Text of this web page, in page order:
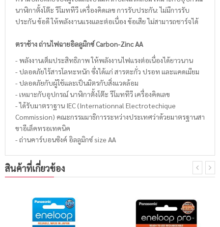
นาฬิกาตั้งโต๊ะ รีโมททีวี เครื่องคิดเลข การรับประกัน: ไม่มีการรับ
ประกัน ข้อดี ให้พลังงานแรงและต่อเนื่อง ข้อเสีย ไม่สามารถชาร์จได้
ตราช้าง ถ่านไฟฉายอิลลูมิกซ์ Carbon-Zinc AA
- พลังงานเต็มประสิทธิภาพ ให้พลังงานไฟแรงต่อเนื่องได้ยาวนาน
- ปลอดภัยไร้สารโลหะหนัก ซึ่งได้แก่ สารตะกั่ว ปรอท และแคดเมียม
- ปลอดภัยกับผู้ใช้และเป็นมิตรกับสิ่งแวดล้อม
- เหมาะกับอุปกรณ์ นาฬิกาตั้งโต๊ะ รีโมททีวี เครื่องคิดเลข
- ได้รับมาตราฐาน IEC (Internationnal Electrotechique
Commission) คณะกรรมมาธิการระหว่างประเทศว่าด้วยมาตรฐานสา
ขาอีเล็คทรอเทคนิค
- ถ่านคาร์บอนซิงค์ อิลลูมิกซ์ size AA
สินค้าที่เกี่ยวข้อง